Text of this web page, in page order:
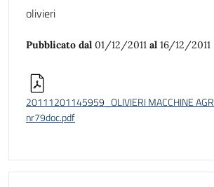
olivieri
Pubblicato dal 01/12/2011 al 16/12/2011
20111201145959_OLIVIERI MACCHINE
nr79doc.pdf